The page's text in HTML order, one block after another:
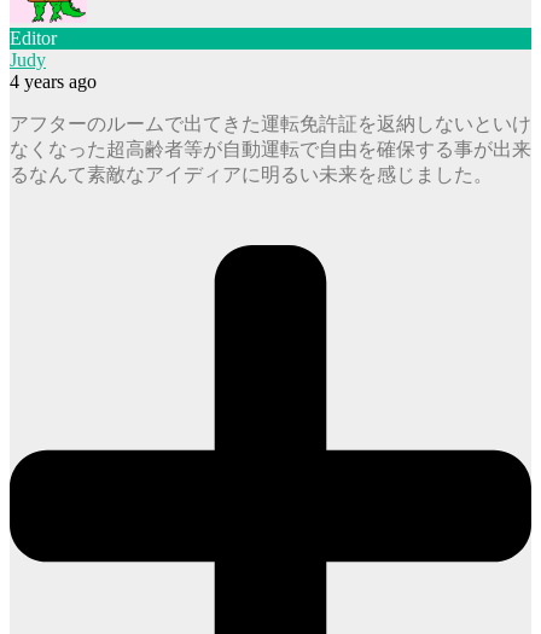
Editor
Judy
4 years ago
アフターのルームで出てきた運転免許証を返納しないといけ
なくなった超高齢者等が自動運転で自由を確保する事が出来
るなんて素敵なアイディアに明るい未来を感じました。